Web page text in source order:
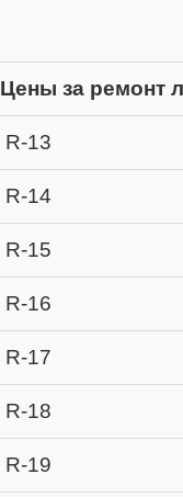
Цены за ремонт
R-13
R-14
R-15
R-16
R-17
R-18
R-19